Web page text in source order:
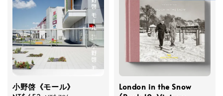
小野啓《モール》
London in the Snow